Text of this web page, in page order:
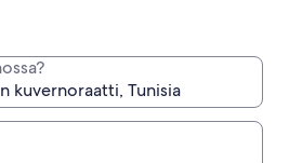
tai pidemmäksi aikaa
mukavaan